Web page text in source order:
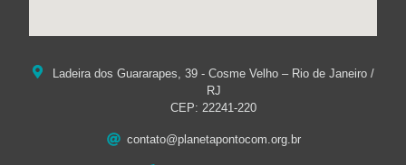
Ladeira dos Guararapes, 39 - Cosme Velho – Rio de Janeiro /
RJ
CEP: 22241-220
contato@planetapontocom.org.br